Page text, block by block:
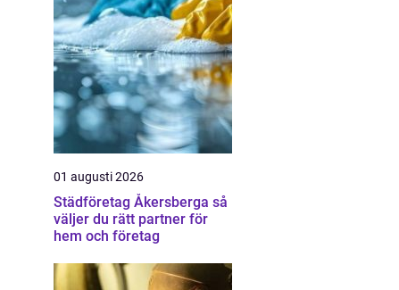
01 augusti 2026
Städföretag Åkersberga så
väljer du rätt partner för
hem och företag